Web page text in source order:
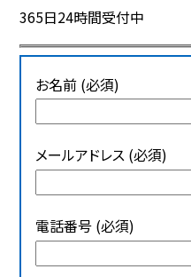
365日24時間受付中
お名前 (必須)
メールアドレス (必須)
電話番号 (必須)